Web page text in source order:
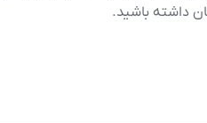
داشته باشید.